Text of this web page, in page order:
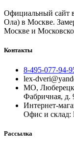
Официальный сайт
Ола) в Москве.
Москве и
Контакты
8-495-077-94-
lex-
МО,
Фабричная, д.
Интернет-
Офис и склад:
Рассылка